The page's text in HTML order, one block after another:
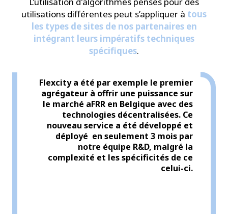
utilisations différentes peut s’appliquer à tous
les types de sites de nos partenaires en
intégrant leurs impératifs techniques
spécifiques.
Flexcity a été par exemple le premier
agrégateur à offrir une puissance sur
le marché aFRR en Belgique avec des
technologies décentralisées. Ce
nouveau service a été développé et
déployé en seulement 3 mois par
notre équipe R&D, malgré la
complexité et les spécificités de ce
celui-ci.